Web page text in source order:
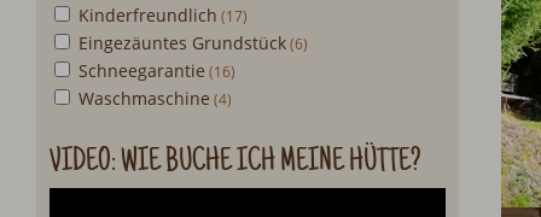
Kinderfreundlich
Eingezäuntes Grundstück
Schneegarantie
Waschmaschine
VIDEO: WIE BUCHE ICH MEINE HÜTTE?